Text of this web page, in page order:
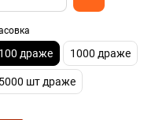
100 драже 1000 драже
5000 шт драже